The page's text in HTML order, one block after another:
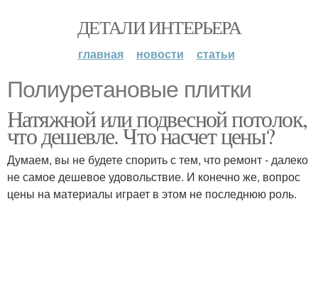
ДЕТАЛИ ИНТЕРЬЕРА
главная новости статьи
Полиуретановые плитки
Натяжной или подвесной потолок,
что дешевле. Что насчет цены?
Думаем, вы не будете спорить с тем, что ремонт - далеко
не самое дешевое удовольствие. И конечно же, вопрос
цены на материалы играет в этом не последнюю роль.